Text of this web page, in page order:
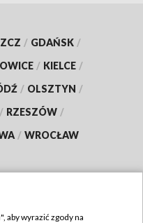
/ GDAŃSK /
/ KIELCE /
/ OLSZTYN /
/ RZESZÓW /
/ WROCŁAW
aby wyrazić zgody na